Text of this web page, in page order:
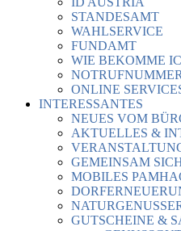
STANDESAMT
WAHLSERVICE
FUNDAMT
WIE BEKOMME
ONLINE
INTERESSANTES
NEUES VOM
AKTUELLES &
GEMEINSAM
MOBILES
GUTSCHEINE &